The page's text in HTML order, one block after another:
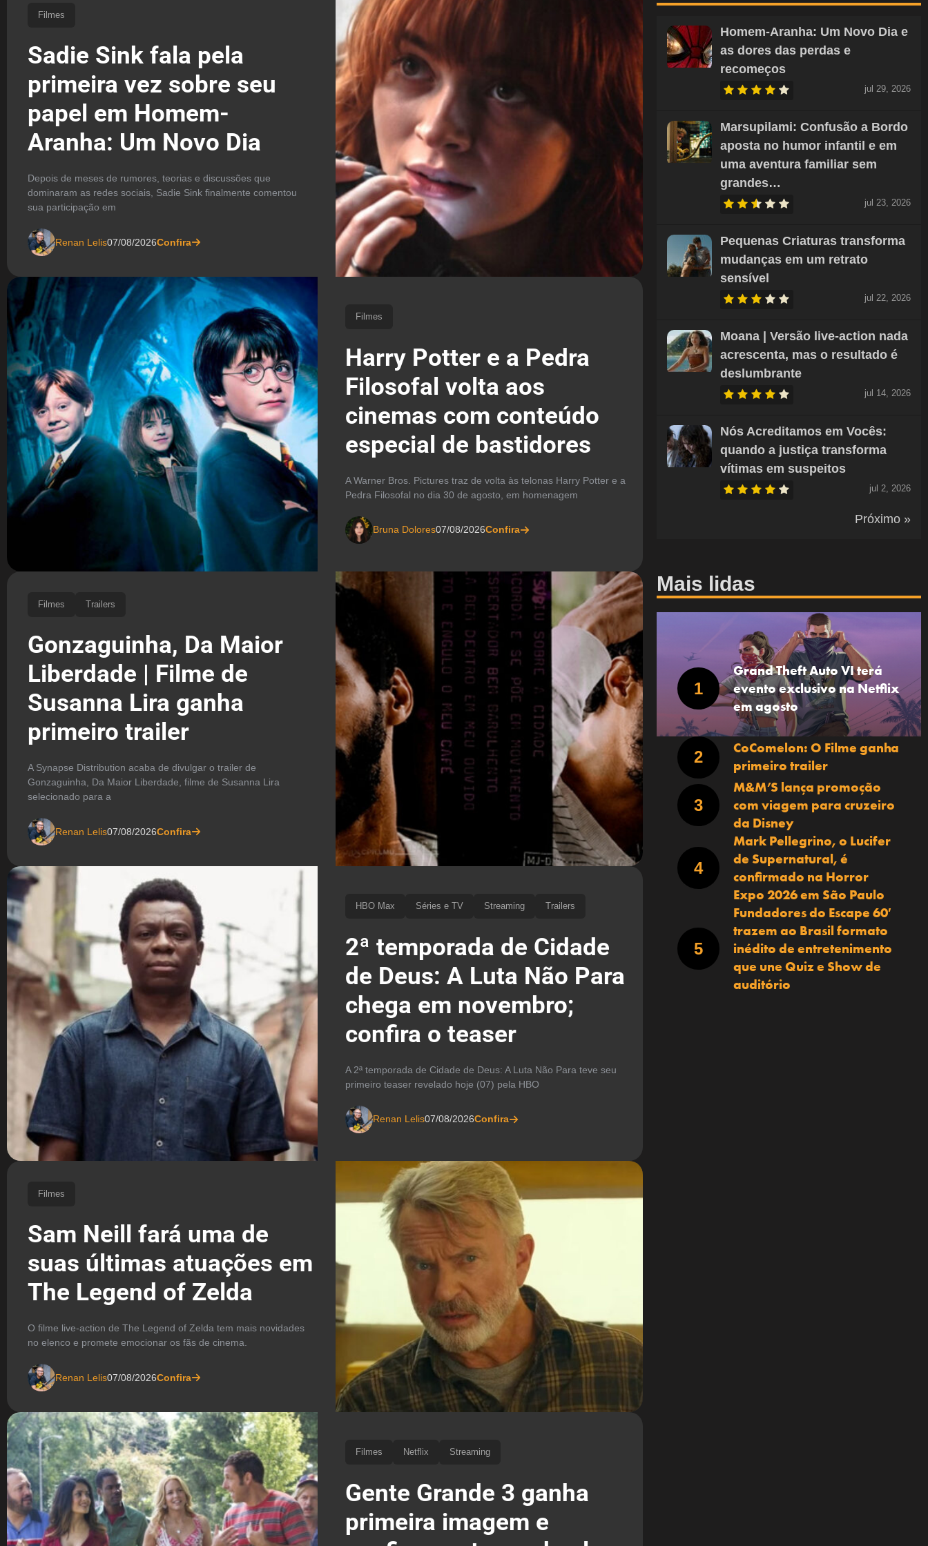
Filmes
Sadie Sink fala pela
primeira vez sobre seu
papel em Homem-
Aranha: Um Novo Dia
Depois de meses de rumores, teorias e discussões que
dominaram as redes sociais, Sadie Sink finalmente comentou
sua participação em
Renan Lelis07/08/2026Confira
Filmes
Harry Potter e a Pedra
Filosofal volta aos
cinemas com conteúdo
especial de bastidores
A Warner Bros. Pictures traz de volta às telonas Harry Potter e a
Pedra Filosofal no dia 30 de agosto, em homenagem
Bruna Dolores07/08/2026Confira
Filmes Trailers
Gonzaguinha, Da Maior
Liberdade | Filme de
Susanna Lira ganha
primeiro trailer
A Synapse Distribution acaba de divulgar o trailer de
Gonzaguinha, Da Maior Liberdade, filme de Susanna Lira
selecionado para a
Renan Lelis07/08/2026Confira
HBO Max Séries e TV Streaming Trailers
2ª temporada de Cidade
de Deus: A Luta Não Para
chega em novembro;
confira o teaser
A 2ª temporada de Cidade de Deus: A Luta Não Para teve seu
primeiro teaser revelado hoje (07) pela HBO
Renan Lelis07/08/2026Confira
Filmes
Sam Neill fará uma de
suas últimas atuações em
The Legend of Zelda
O filme live-action de The Legend of Zelda tem mais novidades
no elenco e promete emocionar os fãs de cinema.
Renan Lelis07/08/2026Confira
Filmes Netflix Streaming
Gente Grande 3 ganha
primeira imagem e
Homem-Aranha: Um Novo Dia e
as dores das perdas e
recomeços
jul 29, 2026
Marsupilami: Confusão a Bordo
aposta no humor infantil e em
uma aventura familiar sem
grandes…
jul 23, 2026
Pequenas Criaturas transforma
mudanças em um retrato
sensível
jul 22, 2026
Moana | Versão live-action nada
acrescenta, mas o resultado é
deslumbrante
jul 14, 2026
Nós Acreditamos em Vocês:
quando a justiça transforma
vítimas em suspeitos
jul 2, 2026
Próximo »
Mais lidas
Grand Theft Auto VI terá
evento exclusivo na Netflix
em agosto
CoComelon: O Filme ganha
primeiro trailer
M&M’S lança promoção
com viagem para cruzeiro
da Disney
Mark Pellegrino, o Lucifer
de Supernatural, é
confirmado na Horror
Expo 2026 em São Paulo
Fundadores do Escape 60′
trazem ao Brasil formato
inédito de entretenimento
que une Quiz e Show de
auditório